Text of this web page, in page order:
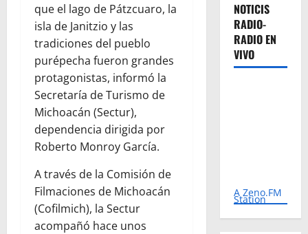
que el lago de Pátzcuaro, la
isla de Janitzio y las
tradiciones del pueblo
purépecha fueron grandes
protagonistas, informó la
Secretaría de Turismo de
Michoacán (Sectur),
dependencia dirigida por
Roberto Monroy García.
A través de la Comisión de
Filmaciones de Michoacán
(Cofilmich), la Sectur
acompañó hace unos
NOTICIS
RADIO-
RADIO EN
VIVO
A Zeno.FM
Station